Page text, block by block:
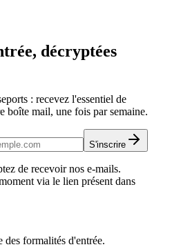
décryptées
: recevez l'essentiel de
boîte mail, une fois par semaine.
S'inscrire
de recevoir nos e-mails.
via le lien présent dans
formalités d'entrée.